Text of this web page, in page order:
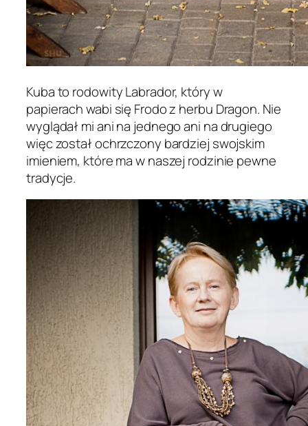
Kuba to rodowity Labrador, który w
papierach wabi się Frodo z herbu Dragon. Nie
wyglądał mi ani na jednego ani na drugiego
więc został ochrzczony bardziej swojskim
imieniem, które ma w naszej rodzinie pewne
tradycje.